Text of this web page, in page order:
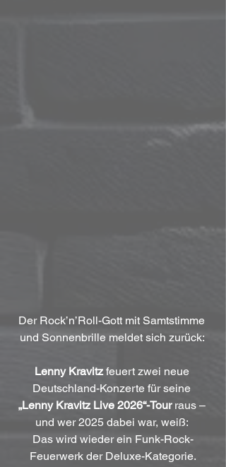
Der Rock’n’Roll-Gott mit Samtstimme
und Sonnenbrille meldet sich zurück:
Lenny Kravitz feuert zwei neue
Deutschland-Konzerte für seine
„Lenny Kravitz Live 2026“-Tour raus –
und wer 2025 dabei war, weiß:
Das wird wieder ein Funk-Rock-
Feuerwerk der Deluxe-Kategorie.